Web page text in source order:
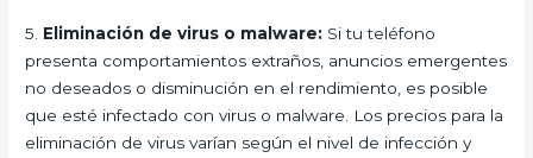
5. Eliminación de virus o malware: Si tu teléfono
presenta comportamientos extraños, anuncios emergentes
no deseados o disminución en el rendimiento, es posible
que esté infectado con virus o malware. Los precios para la
eliminación de virus varían según el nivel de infección y